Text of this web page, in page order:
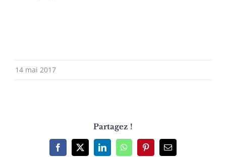
14 mai 2017
Partagez !
Facebook
X LinkedInWhatsAppPinterestEmail